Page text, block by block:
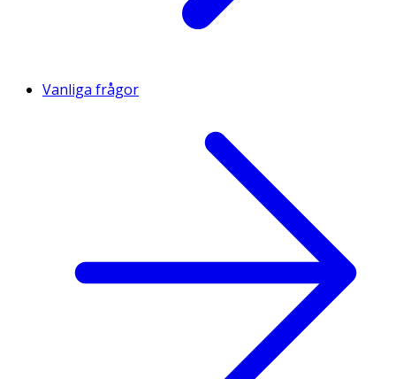
Vanliga frågor